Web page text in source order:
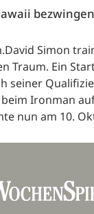
Simon
Traum. Ein
seiner
Ironman
nun am 10.